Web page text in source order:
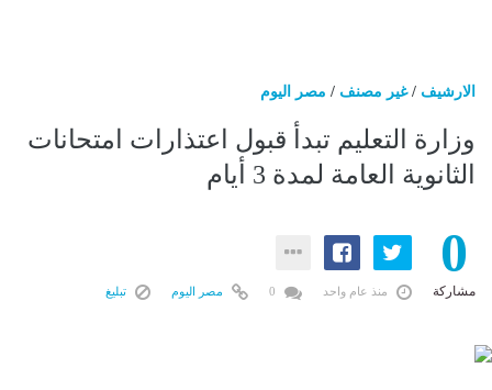
الارشيف /غير مصنف / مصر اليوم
وزارة التعليم تبدأ قبول اعتذارات امتحانات
الثانوية العامة لمدة 3 أيام
0
مشاركة منذ عام واحد مصر اليوم تبليغ